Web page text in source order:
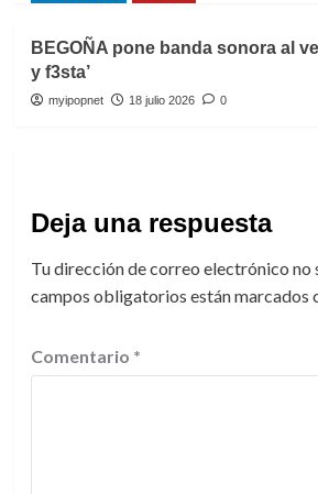
BEGOÑA pone banda sonora al
y f3sta’
myipopnet 18 julio 2026 0
Deja una respuesta
Tu dirección de correo electrónico no
campos obligatorios están marcados
Comentario *